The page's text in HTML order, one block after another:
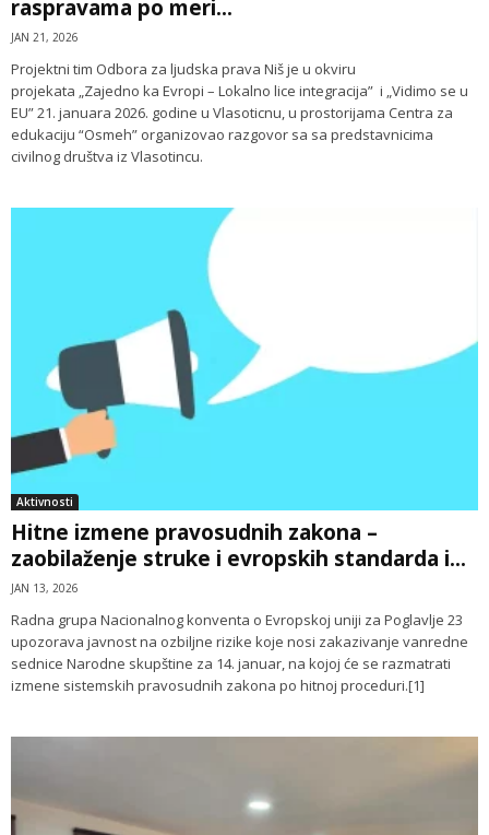
raspravama po meri...
JAN 21, 2026
Projektni tim Odbora za ljudska prava Niš je u okviru
projekata „Zajedno ka Evropi – Lokalno lice integracija” i „Vidimo se u
EU” 21. januara 2026. godine u Vlasoticnu, u prostorijama Centra za
edukaciju “Osmeh” organizovao razgovor sa sa predstavnicima
civilnog društva iz Vlasotincu.
Aktivnosti
Hitne izmene pravosudnih zakona –
zaobilaženje struke i evropskih standarda i...
JAN 13, 2026
Radna grupa Nacionalnog konventa o Evropskoj uniji za Poglavlje 23
upozorava javnost na ozbiljne rizike koje nosi zakazivanje vanredne
sednice Narodne skupštine za 14. januar, na kojoj će se razmatrati
izmene sistemskih pravosudnih zakona po hitnoj proceduri.[1]